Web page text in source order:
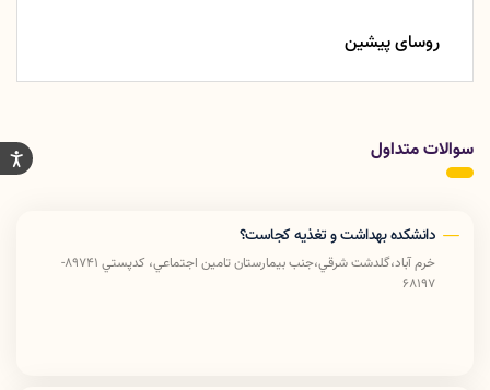
روسای پیشین
سوالات متداول
دانشکده بهداشت و تغذیه کجاست؟
خرم آباد،گلدشت شرقي،جنب بيمارستان تامين اجتماعي، كدپستي 89741-
68197